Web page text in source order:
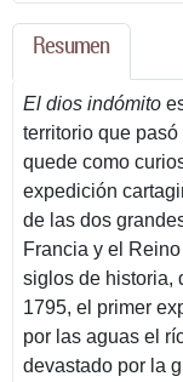
Resumen
El dios indómito
territorio que pasó
quede como
expedición
de las dos
Francia y el
siglos de historia,
1795, el primer
por las aguas el
devastado por la